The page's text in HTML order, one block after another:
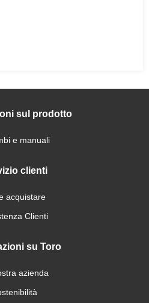
sul prodotto
e manuali
clienti
acquistare
Clienti
su Toro
azienda